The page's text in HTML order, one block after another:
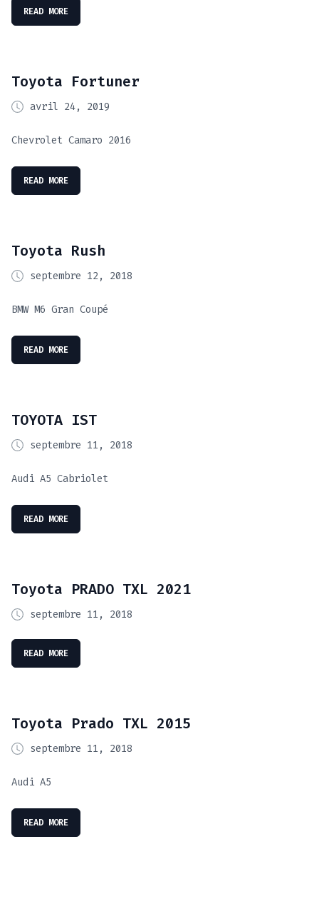
READ MORE
Toyota Fortuner
avril 24, 2019
Chevrolet Camaro 2016
READ MORE
Toyota Rush
septembre 12, 2018
BMW M6 Gran Coupé
READ MORE
TOYOTA IST
septembre 11, 2018
Audi A5 Cabriolet
READ MORE
Toyota PRADO TXL 2021
septembre 11, 2018
READ MORE
Toyota Prado TXL 2015
septembre 11, 2018
Audi A5
READ MORE